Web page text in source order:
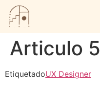
Articulo 5
EtiquetadoUX Designer